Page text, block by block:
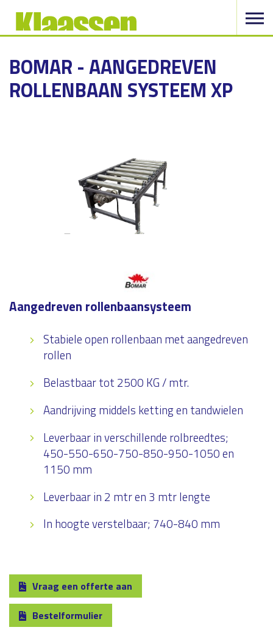
BOMAR - AANGEDREVEN
ROLLENBAAN SYSTEEM XP
Aangedreven rollenbaansysteem
Stabiele open rollenbaan met aangedreven
rollen
Belastbaar tot 2500 KG / mtr.
Aandrijving middels ketting en tandwielen
Leverbaar in verschillende rolbreedtes;
450-550-650-750-850-950-1050 en
1150 mm
Leverbaar in 2 mtr en 3 mtr lengte
In hoogte verstelbaar; 740-840 mm
Vraag een offerte aan
Bestelformulier